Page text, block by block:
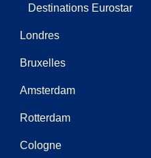
Destinations Eurostar
Londres
Bruxelles
Amsterdam
Rotterdam
Cologne